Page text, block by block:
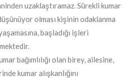
uzaklaştıramaz. Sürekli kumar
olması kişinin odaklanma
başladığı işleri
bağımlılığı olan birey, ailesine,
kumar alışkanlığını